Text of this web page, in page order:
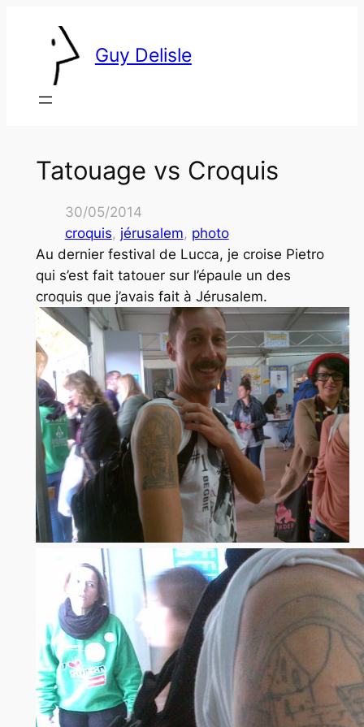
Guy Delisle
Tatouage vs Croquis
30/05/2014
croquis, jérusalem, photo
Au dernier festival de Lucca, je croise Pietro
qui s’est fait tatouer sur l’épaule un des
croquis que j’avais fait à Jérusalem.